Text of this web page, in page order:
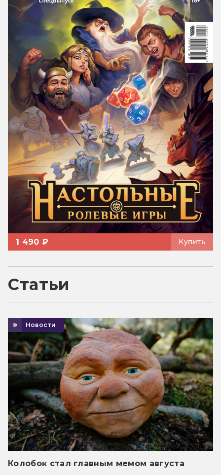
1 490 ₽ Купить
Статьи
Новости
Колобок стал главным мемом августа